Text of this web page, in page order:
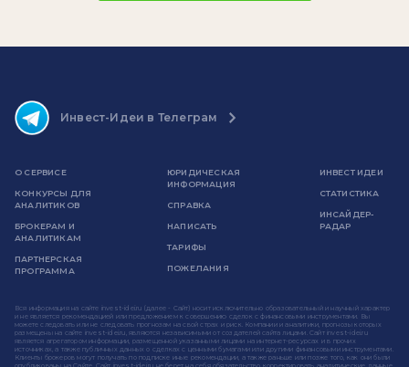
Инвест-Идеи в Телеграм
О СЕРВИСЕ
КОНКУРСЫ ДЛЯ
АНАЛИТИКОВ
БРОКЕРАМ И
АНАЛИТИКАМ
ПАРТНЕРСКАЯ
ПРОГРАММА
ЮРИДИЧЕСКАЯ
ИНФОРМАЦИЯ
СПРАВКА
НАПИСАТЬ
ТАРИФЫ
ПОЖЕЛАНИЯ
ИНВЕСТ ИДЕИ
СТАТИСТИКА
ИНСАЙДЕР-
РАДАР
Вся информация на сайте invest-idei.ru (далее - Сайт) носит исключительно образовательный и научный характер
и не является рекомендацией или предложением к совершению сделок с финансовыми инструментами. Вы
можете следовать или не следовать прогнозам на свой страх и риск. Компании и аналитики, прогнозы которых
размещены на сайте invest-idei.ru, являются независимыми от создателей сайта лицами. Сайт invest-idei.ru
является агрегатором информации, размещенной указанными лицами на интернет-ресурсах и в прочих
источниках, а также публичных данных о сделках с ценными бумагами или другими финансовыми инструментами.
Клиенты брокеров могут получать по подписке иные рекомендации, а также раньше или позже того, как они были